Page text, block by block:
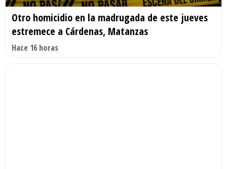
Otro homicidio en la madrugada de este jueves
estremece a Cárdenas, Matanzas
Hace 16 horas